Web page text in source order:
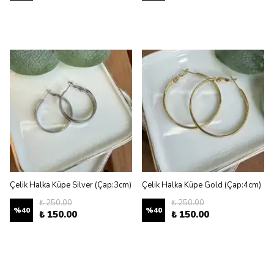
Çelik Halka Küpe Silver (Çap:3cm)
%40
₺ 250.00
₺ 150.00
Çelik Halka Küpe Gold (Çap:4cm)
%40
₺ 250.00
₺ 150.00